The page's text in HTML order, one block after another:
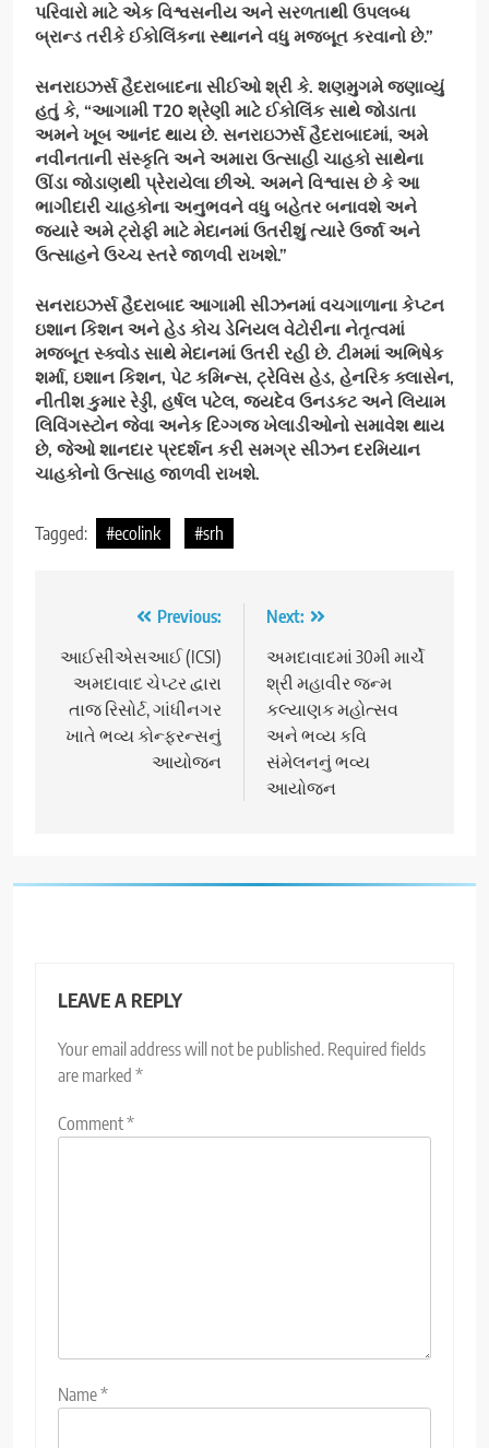
પરિવારો માટે એક વિશ્વસનીય અને સરળતાથી ઉપલબ્ધ
બ્રાન્ડ તરીકે ઈકોલિંકના સ્થાનને વધુ મજબૂત કરવાનો છે.”
સનરાઇઝર્સ હૈદરાબાદના સીઈઓ શ્રી કે. શણમુગમે જણાવ્યું
હતું કે, “આગામી T20 શ્રેણી માટે ઈકોલિંક સાથે જોડાતા
અમને ખૂબ આનંદ થાય છે. સનરાઇઝર્સ હૈદરાબાદમાં, અમે
નવીનતાની સંસ્કૃતિ અને અમારા ઉત્સાહી ચાહકો સાથેના
ઊંડા જોડાણથી પ્રેરાયેલા છીએ. અમને વિશ્વાસ છે કે આ
ભાગીદારી ચાહકોના અનુભવને વધુ બહેતર બનાવશે અને
જ્યારે અમે ટ્રોફી માટે મેદાનમાં ઉતરીશું ત્યારે ઉર્જા અને
ઉત્સાહને ઉચ્ચ સ્તરે જાળવી રાખશે.”
સનરાઇઝર્સ હૈદરાબાદ આગામી સીઝનમાં વચગાળાના કેપ્ટન
ઇશાન કિશન અને હેડ કોચ ડેનિયલ વેટોરીના નેતૃત્વમાં
મજબૂત સ્ક્વોડ સાથે મેદાનમાં ઉતરી રહી છે. ટીમમાં અભિષેક
શર્મા, ઇશાન કિશન, પેટ કમિન્સ, ટ્રેવિસ હેડ, હેનરિક ક્લાસેન,
નીતીશ કુમાર રેડ્ડી, હર્ષલ પટેલ, જયદેવ ઉનડકટ અને લિયામ
લિવિંગસ્ટોન જેવા અનેક દિગ્ગજ ખેલાડીઓનો સમાવેશ થાય
છે, જેઓ શાનદાર પ્રદર્શન કરી સમગ્ર સીઝન દરમિયાન
ચાહકોનો ઉત્સાહ જાળવી રાખશે.
Tagged: #ecolink #srh
navigation
Previous:
આઈસીએસઆઈ (ICSI)
અમદાવાદ ચેપ્ટર દ્વારા
તાજ રિસોર્ટ, ગાંધીનગર
ખાતે ભવ્ય કોન્ફરન્સનું
આયોજન
Next:
અમદાવાદમાં 30મી માર્ચે
શ્રી મહાવીર જન્મ
કલ્યાણક મહોત્સવ
અને ભવ્ય કવિ
સંમેલનનું ભવ્ય
આયોજન
LEAVE A REPLY
Your email address will not be published. Required fields
are marked *
Comment*
Name*